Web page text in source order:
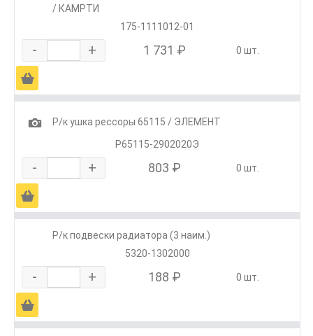
/ КАМРТИ
175-1111012-01
- + 1 731 ₽ 0 шт.
Ä
1
Р/к ушка рессоры 65115 / ЭЛЕМЕНТ
Р65115-2902020Э
- + 803 ₽ 0 шт.
Ä
Р/к подвески радиатора (3 наим.)
5320-1302000
- + 188 ₽ 0 шт.
Ä